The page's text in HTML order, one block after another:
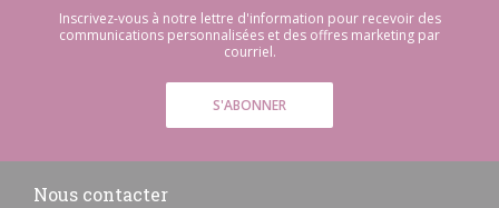
Inscrivez-vous à notre lettre d'information pour recevoir des
communications personnalisées et des offres marketing par
courriel.
S'ABONNER
Nous contacter